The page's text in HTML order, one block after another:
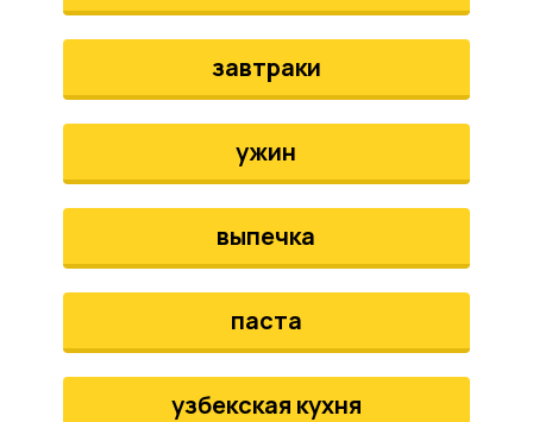
завтраки
ужин
выпечка
паста
узбекская кухня